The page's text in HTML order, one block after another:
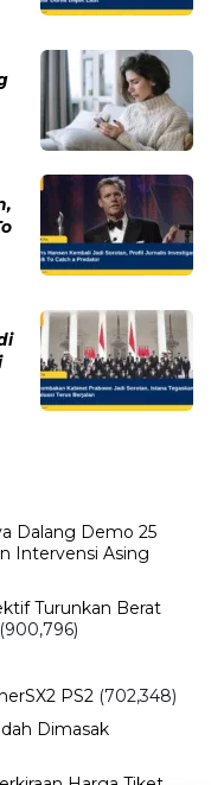
Dalang Demo 25
Intervensi Asing
Turunkan Berat
(900,796)
PS2 (702,348)
Dimasak